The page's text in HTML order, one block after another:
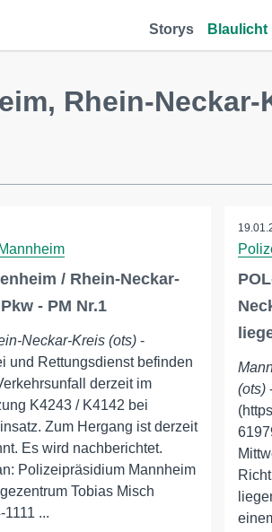
Storys Blaulicht
Rhein-Neckar-
/ Rhein-Neckar-
- PM Nr.1
Neckar-Kreis (ots)-
und Rettungsdienst befinden
derzeit im
K4243 / K4142 bei
Zum Hergang ist derzeit
Es wird nachberichtet.
Polizeipräsidium Mannheim
Tobias Misch
...
(ots)